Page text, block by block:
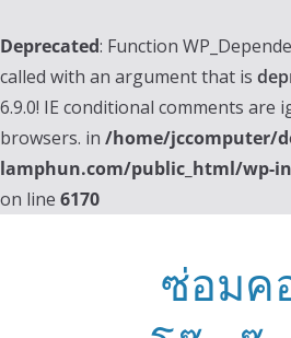
Deprecated: Function
called with an argument that is
6.9.0! IE conditional comments are
browsers. in /home/jccomputer/
lamphun.com/public_html/wp-
on line 6170
ซ่อมค